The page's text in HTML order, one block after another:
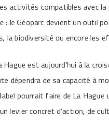
activités compatibles avec
le Géoparc devient un outil
la biodiversité ou encore les
est aujourd’hui à la
dépendra de sa capacité à
pourrait faire de La
levier concret d’action, de